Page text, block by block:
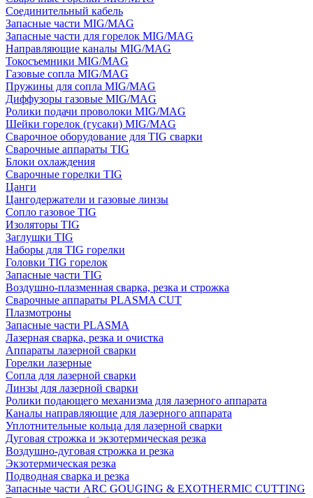
Соединительный кабель
Запасные части MIG/MAG
Запасные части для горелок MIG/MAG
Направляющие каналы MIG/MAG
Токосъемники MIG/MAG
Газовые сопла MIG/MAG
Пружины для сопла MIG/MAG
Диффузоры газовые MIG/MAG
Ролики подачи проволоки MIG/MAG
Шейки горелок (гусаки) MIG/MAG
Сварочное оборудование для TIG сварки
Сварочные аппараты TIG
Блоки охлаждения
Сварочные горелки TIG
Цанги
Цангодержатели и газовые линзы
Сопло газовое TIG
Изоляторы TIG
Заглушки TIG
Наборы для TIG горелки
Головки TIG горелок
Запасные части TIG
Воздушно-плазменная сварка, резка и строжка
Сварочные аппараты PLASMA CUT
Плазмотроны
Запасные части PLASMA
Лазерная сварка, резка и очистка
Аппараты лазерной сварки
Горелки лазерные
Сопла для лазерной сварки
Линзы для лазерной сварки
Ролики подающего механизма для лазерного аппарата
Каналы направляющие для лазерного аппарата
Уплотнительные кольца для лазерной сварки
Дуговая строжка и экзотермическая резка
Воздушно-дуговая строжка и резка
Экзотермическая резка
Подводная сварка и резка
Запасные части ARC GOUGING & EXOTHERMIC CUTTING